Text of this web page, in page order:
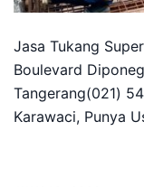
Jasa Tukang
Boulevard
Tangerang(021)
Karawaci, Punya